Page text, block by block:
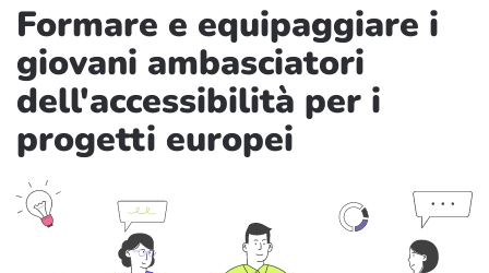
Formare e equipaggiare i
giovani ambasciatori
dell'accessibilità per i
progetti europei